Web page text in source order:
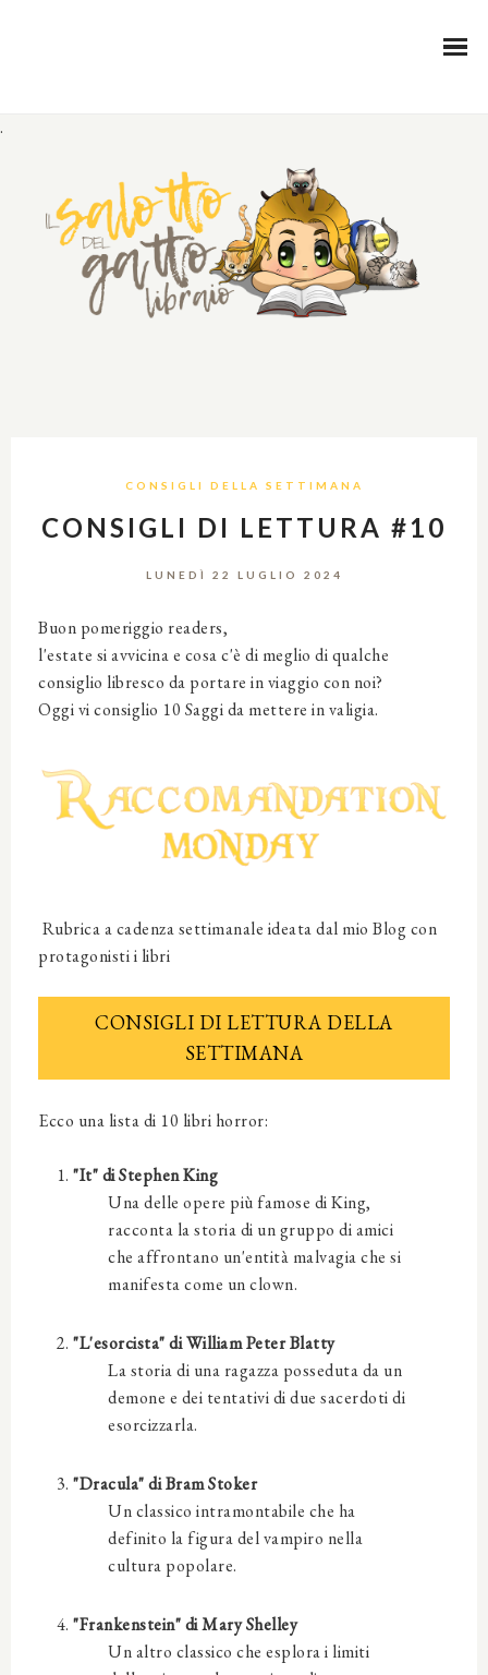
.
CONSIGLI DELLA SETTIMANA
CONSIGLI DI LETTURA #10
LUNEDÌ 22 LUGLIO 2024
Buon pomeriggio readers,
l'estate si avvicina e cosa c'è di meglio di qualche
consiglio libresco da portare in viaggio con noi?
Oggi vi consiglio 10 Saggi da mettere in valigia.
Rubrica a cadenza settimanale ideata dal mio Blog con
protagonisti i libri
CONSIGLI DI LETTURA DELLA
SETTIMANA
Ecco una lista di 10 libri horror:
"It" di Stephen King
Una delle opere più famose di King,
racconta la storia di un gruppo di amici
che affrontano un'entità malvagia che si
manifesta come un clown.
"L'esorcista" di William Peter Blatty
La storia di una ragazza posseduta da un
demone e dei tentativi di due sacerdoti di
esorcizzarla.
"Dracula" di Bram Stoker
Un classico intramontabile che ha
definito la figura del vampiro nella
cultura popolare.
"Frankenstein" di Mary Shelley
Un altro classico che esplora i limiti